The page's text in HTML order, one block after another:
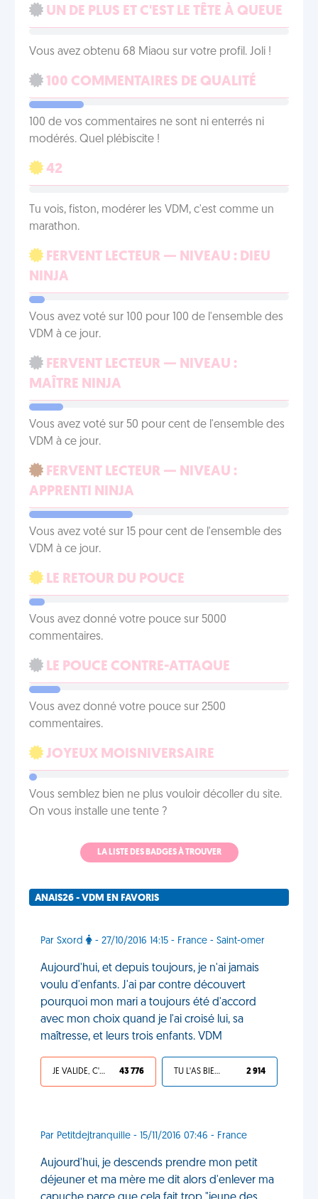
UN DE PLUS ET C'EST LE TÊTE À QUEUE
Vous avez obtenu 68 Miaou sur votre profil. Joli !
100 COMMENTAIRES DE QUALITÉ
100 de vos commentaires ne sont ni enterrés ni
modérés. Quel plébiscite !
42
Tu vois, fiston, modérer les VDM, c'est comme un
marathon.
FERVENT LECTEUR — NIVEAU : DIEU
NINJA
Vous avez voté sur 100 pour 100 de l'ensemble des
VDM à ce jour.
FERVENT LECTEUR — NIVEAU :
MAÎTRE NINJA
Vous avez voté sur 50 pour cent de l'ensemble des
VDM à ce jour.
FERVENT LECTEUR — NIVEAU :
APPRENTI NINJA
Vous avez voté sur 15 pour cent de l'ensemble des
VDM à ce jour.
LE RETOUR DU POUCE
Vous avez donné votre pouce sur 5000
commentaires.
LE POUCE CONTRE-ATTAQUE
Vous avez donné votre pouce sur 2500
commentaires.
JOYEUX MOISNIVERSAIRE
Vous semblez bien ne plus vouloir décoller du site.
On vous installe une tente ?
LA LISTE DES BADGES À TROUVER
ANAIS26 - VDM EN FAVORIS
Par Sxord - 27/10/2016 14:15 - France - Saint-omer
Aujourd'hui, et depuis toujours, je n'ai jamais
voulu d'enfants. J'ai par contre découvert
pourquoi mon mari a toujours été d'accord
avec mon choix quand je l'ai croisé lui, sa
maîtresse, et leurs trois enfants. VDM
JE VALIDE, C'EST UNE VDM 43 776 TU L'AS BIEN MÉRITÉ 2 914
Par Petitdejtranquille - 15/11/2016 07:46 - France
Aujourd'hui, je descends prendre mon petit
déjeuner et ma mère me dit alors d'enlever ma